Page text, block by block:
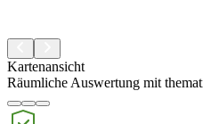
Kartenansicht
Räumliche Auswertung mit